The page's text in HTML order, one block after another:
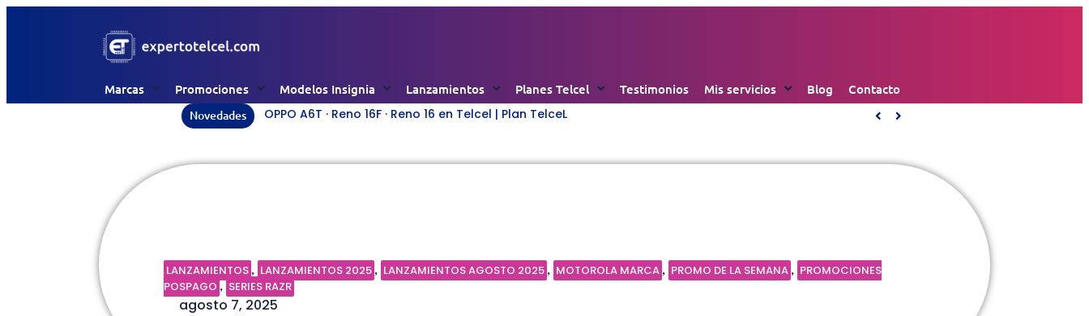
Marcas Promociones Modelos Insignia Lanzamientos Planes Telcel Testimonios Mis servicios Blog Contacto
Novedades OPPO A6T · Reno 16F · Reno 16 en Telcel | Plan TelceL
LANZAMIENTOS , LANZAMIENTOS 2025 , LANZAMIENTOS AGOSTO 2025 , MOTOROLA MARCA , PROMO DE LA SEMANA , PROMOCIONES
POSPAGO , SERIES RAZR
agosto 7, 2025